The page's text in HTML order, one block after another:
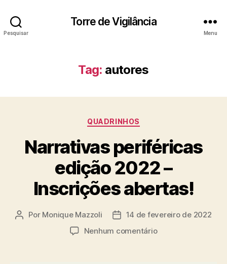
Pesquisar
Torre de Vigilância
Menu
Tag: autores
Categorias
QUADRINHOS
Narrativas periféricas
edição 2022 –
Inscrições abertas!
Autor
Por Monique Mazzoli
Data14 de fevereiro de 2022
Nenhum comentárioem